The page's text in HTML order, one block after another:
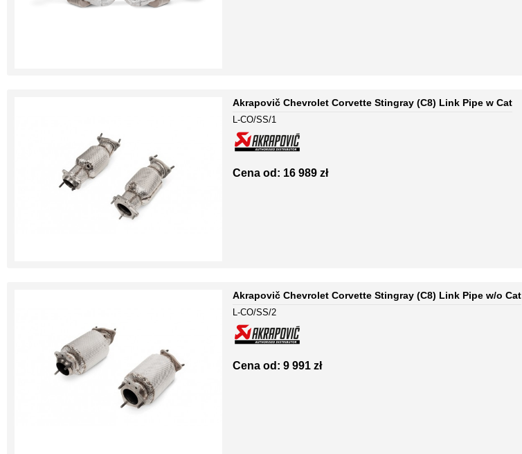
Akrapovič Chevrolet Corvette Stingray (C8) Link Pipe w Cat
L-CO/SS/1
Cena od: 16 989 zł
Akrapovič Chevrolet Corvette Stingray (C8) Link Pipe w/o Cat
L-CO/SS/2
Cena od: 9 991 zł